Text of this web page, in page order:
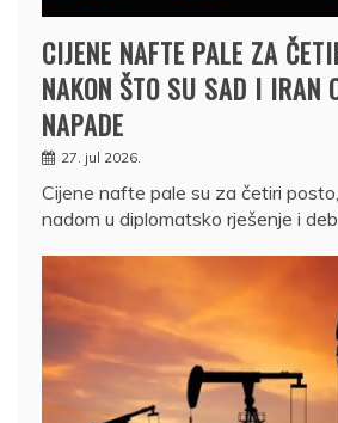
CIJENE NAFTE PALE ZA
NAKON ŠTO SU SAD I IRAN
NAPADE
27. jul 2026.
Cijene nafte pale su za četiri
nadom u diplomatsko rješenje i